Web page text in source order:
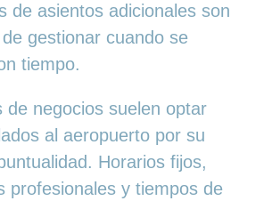
de asientos adicionales son
gestionar cuando se
tiempo.
de negocios suelen optar
al aeropuerto por su
Horarios fijos,
profesionales y tiempos de